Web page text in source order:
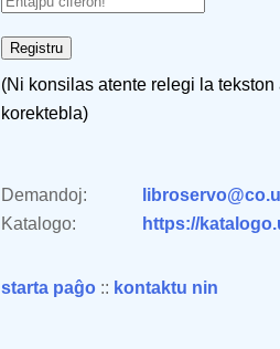
(Ni konsilas atente relegi la
korektebla)
Demandoj:
Katalogo:
https://
starta paĝo :: kontaktu nin